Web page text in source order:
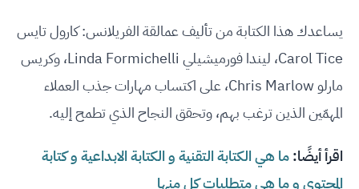
يساعدك هذا الكتابة من تأليف عمالقة الفريلانس: كارول تايس
Carol Tice، ليندا فورميشيلي Linda Formichelli، وكريس
مارلو Chris Marlow، على اكتساب مهارات جذب العملاء
المهمّين الذين ترغب بهم، وتحقق النجاح الذي تطمح إليه.
اقرأ أيضًا:ما هي الكتابة التقنية و الكتابة الابداعية و كتابة
المحتوى و ما هي متطلبات كلٍ منها